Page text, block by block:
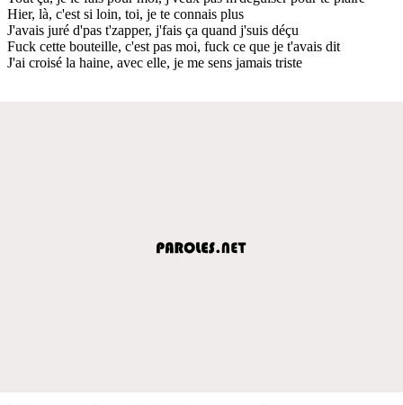
Hier, là, c'est si loin, toi, je te connais plus
J'avais juré d'pas t'zapper, j'fais ça quand j'suis déçu
Fuck cette bouteille, c'est pas moi, fuck ce que je t'avais dit
J'ai croisé la haine, avec elle, je me sens jamais triste